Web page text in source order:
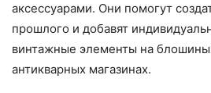
аксессуарами. Они помогут
прошлого и добавят
винтажные элементы на
антикварных магазинах.